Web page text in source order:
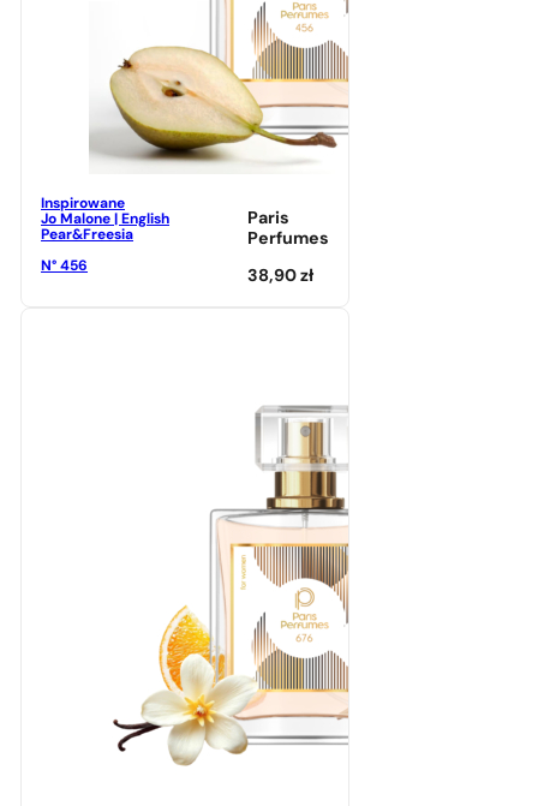
Inspirowane
Jo Malone | English
Pear&Freesia
N° 456
Paris
Perfumes
38,90zł